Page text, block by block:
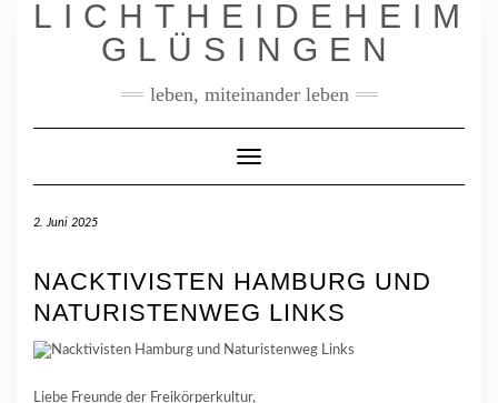
LICHTHEIDEHEIM
GLÜSINGEN
leben, miteinander leben
Toggle
2. Juni 2025
NACKTIVISTEN HAMBURG UND
NATURISTENWEG LINKS
Liebe Freunde der Freikörperkultur,